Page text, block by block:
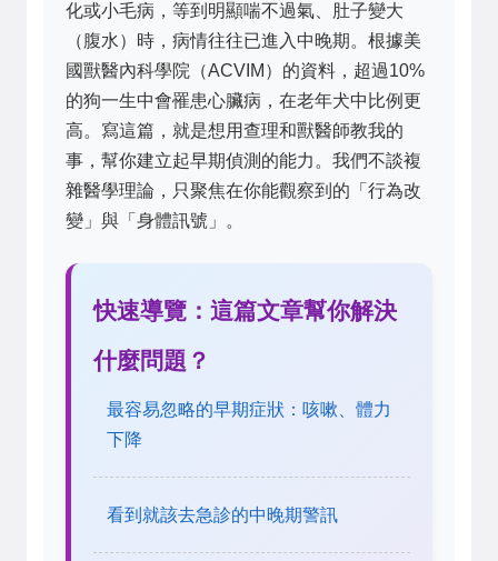
化或小毛病，等到明顯喘不過氣、肚子變大
（腹水）時，病情往往已進入中晚期。根據美
國獸醫內科學院（ACVIM）的資料，超過10%
的狗一生中會罹患心臟病，在老年犬中比例更
高。寫這篇，就是想用查理和獸醫師教我的
事，幫你建立起早期偵測的能力。我們不談複
雜醫學理論，只聚焦在你能觀察到的「行為改
變」與「身體訊號」。
快速導覽：這篇文章幫你解決
什麼問題？
最容易忽略的早期症狀：咳嗽、體力
下降
看到就該去急診的中晚期警訊